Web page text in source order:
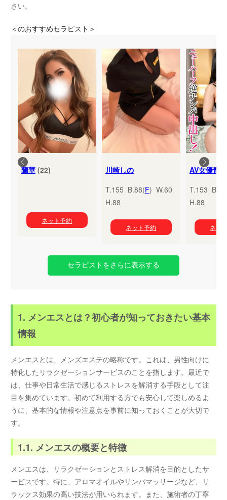
さい。
＜のおすすめセラピスト＞
蘭華(22)
ネット予約
川崎しの
T.155 B.88(F) W.60
H.88
ネット予約
T.153
H.88
ネッ
セラピストをさらに表示する
1. メンエスとは？初心者が知っておきたい基本
情報
メンエスとは、メンズエステの略称です。これは、男性向けに
特化したリラクゼーションサービスのことを指します。最近で
は、仕事や日常生活で感じるストレスを解消する手段として注
目を集めています。初めて利用する方でも安心して楽しめるよ
うに、基本的な情報や注意点を事前に知っておくことが大切で
す。
1.1. メンエスの概要と特徴
メンエスは、リラクゼーションとストレス解消を目的としたサ
ービスです。特に、アロマオイルやリンパマッサージなど、リ
ラックス効果の高い技法が用いられます。また、施術者の丁寧